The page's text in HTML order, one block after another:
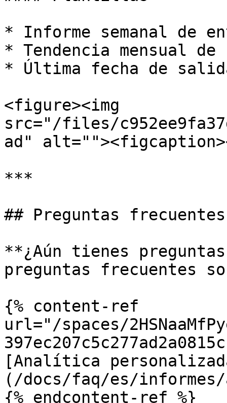
* Informe semanal de
* Tendencia mensual de
* Última fecha de
<figure><img
src="/files/
ad"
***
## Preguntas frecuentes
**¿Aún tienes
preguntas frecuentes
{% content-ref
url="/spaces/
[Analítica
(/docs/faq/es/